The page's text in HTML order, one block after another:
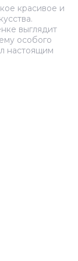
красивое и
выглядит
особого
настоящим